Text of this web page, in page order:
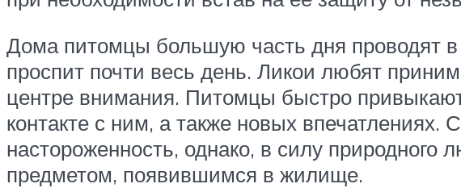
Дома питомцы большую часть дня проводят в
проспит почти весь день. Ликои любят
центре внимания. Питомцы быстро
контакте с ним, а также новых
настороженность, однако, в силу природного
предметом, появившимся в жилище.